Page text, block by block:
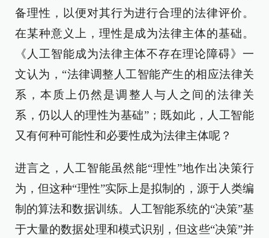
备理性，以便对其行为进行合理的法律评价。
在某种意义上，理性是成为法律主体的基础。
《人工智能成为法律主体不存在理论障碍》一
文认为，“法律调整人工智能产生的相应法律关
系，本质上仍然是调整人与人之间的法律关
系，仍以人的理性为基础”；既如此，人工智能
又有何种可能性和必要性成为法律主体呢？
进言之，人工智能虽然能“理性”地作出决策行
为，但这种“理性”实际上是拟制的，源于人类编
制的算法和数据训练。人工智能系统的“决策”基
于大量的数据处理和模式识别，但这些“决策”并